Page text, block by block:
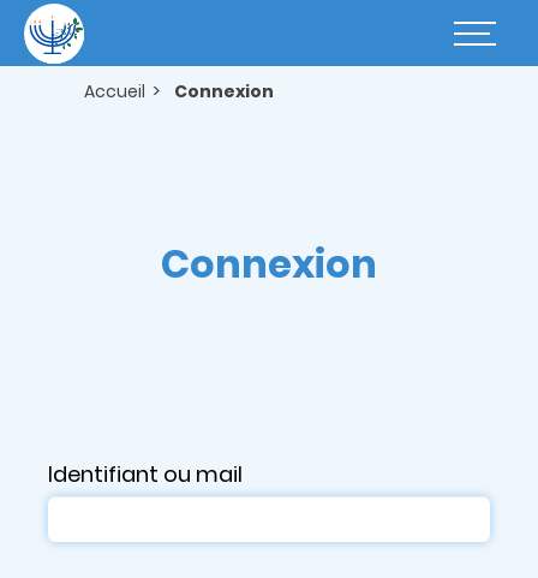
contenu
principal
Basculer
Accueil Connexion
Connexion
Identifiant ou mail